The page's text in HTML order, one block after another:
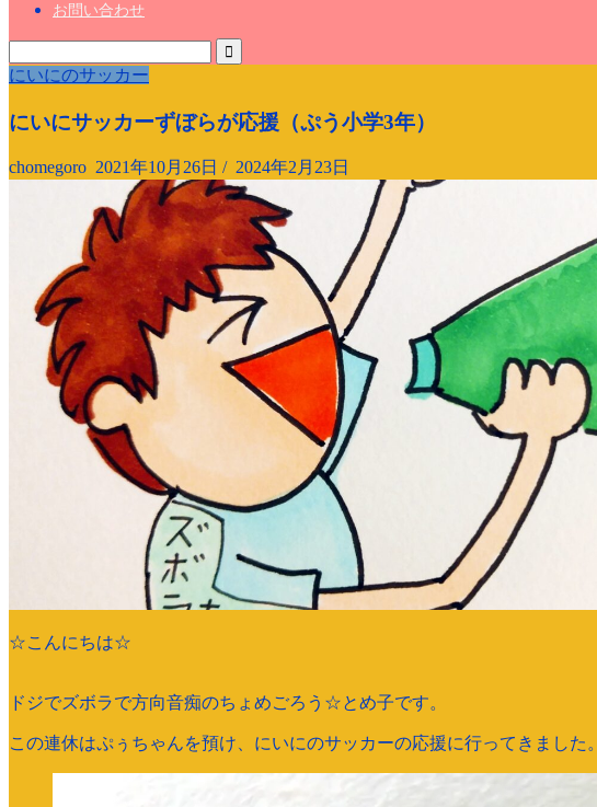
お問い合わせ
にいにのサッカー
にいにサッカーずぼらが応援（ぷう小学3年）
chomegoro 2021年10月26日 / 2024年2月23日
☆こんにちは☆
ドジでズボラで方向音痴のちょめごろう☆とめ子です。
この連休はぷぅちゃんを預け、にいにのサッカーの応援に行ってきました。